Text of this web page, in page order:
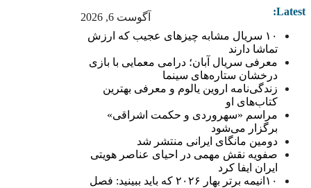
آگوست 6, 2026 Latest:
۱۰ سریال مشابه چیزهای عجیب که ارزش
تماشا دارند
معرفی سریال آبان؛ درامی معمایی با بازی
درخشان ستاره‌های سینما
زندگی‌نامه اروین یالوم و معرفی بهترین
کتاب‌های او
مراسم «سهروردی و حکمت اشراقی»
برگزار می‌شود
دومین مانگای ایرانی منتشر شد
صفویه نقش مهمی در احیای عناصر هویتی
ایران ایفا کرد
۱۰انیمه برتر بهار ۲۰۲۶ که باید ببینید: فصل